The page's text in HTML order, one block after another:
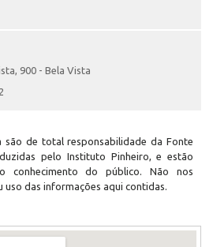
900 - Bela Vista
são de total responsabilidade da Fonte
pelo Instituto Pinheiro, e estão
conhecimento do público. Não nos
uso das informações aqui contidas.